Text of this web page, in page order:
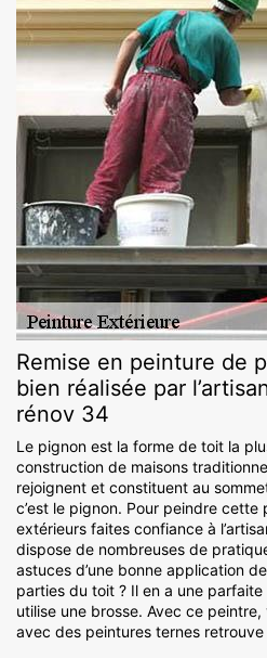
Remise en peinture de
bien réalisée par
rénov 34
Le pignon est la forme de toit la
construction de maisons
rejoignent et constituent au
c’est le pignon. Pour peindre cette
extérieurs faites confiance à
dispose de nombreuses de
astuces d’une bonne application
parties du toit ? Il en a une
utilise une brosse. Avec ce
avec des peintures ternes